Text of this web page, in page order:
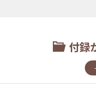
付録